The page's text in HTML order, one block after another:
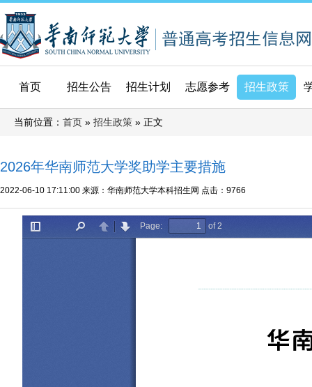
首页 招生公告 招生计划 志愿参考 招生政策
当前位置： 首页 » 招生政策 » 正文
2026年华南师范大学奖助学主要措施
2022-06-10 17:11:00 来源：华南师范大学本科招生网 点击： 9766